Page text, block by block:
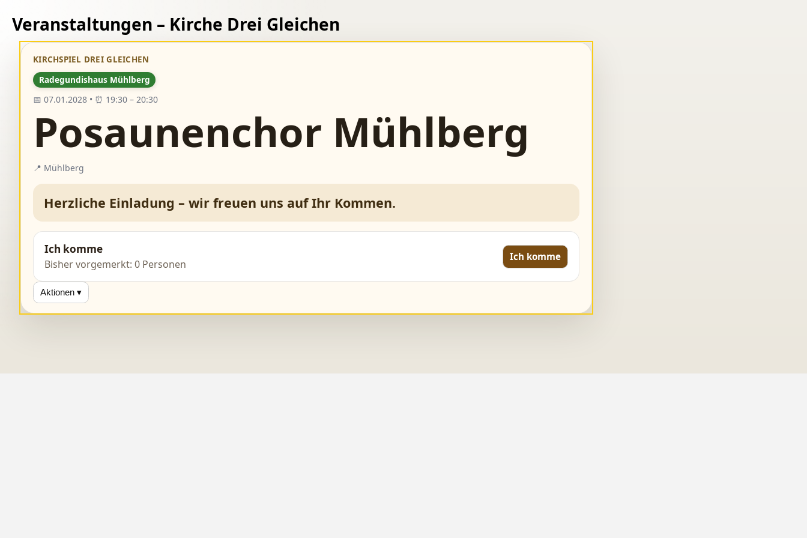
Veranstaltungen – Kirche Drei Gleichen
KIRCHSPIEL DREI GLEICHEN
Radegundishaus Mühlberg
📅 07.01.2028 • ⏰ 19:30 – 20:30
Posaunenchor Mühlberg
📍 Mühlberg
Herzliche Einladung – wir freuen uns auf Ihr Kommen.
Ich komme
Bisher vorgemerkt: 0 Personen
Ich komme
Aktionen ▾